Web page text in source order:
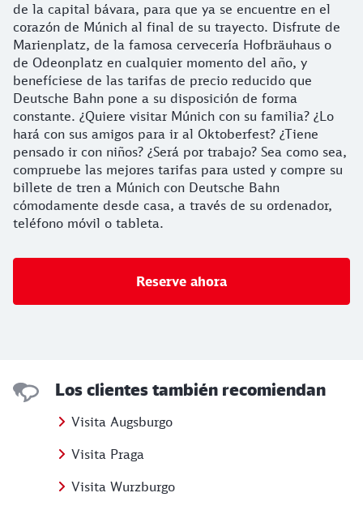
de la capital bávara, para que ya se encuentre en el
corazón de Múnich al final de su trayecto. Disfrute de
Marienplatz, de la famosa cervecería Hofbräuhaus o
de Odeonplatz en cualquier momento del año, y
benefíciese de las tarifas de precio reducido que
Deutsche Bahn pone a su disposición de forma
constante. ¿Quiere visitar Múnich con su familia? ¿Lo
hará con sus amigos para ir al Oktoberfest? ¿Tiene
pensado ir con niños? ¿Será por trabajo? Sea como sea,
compruebe las mejores tarifas para usted y compre su
billete de tren a Múnich con Deutsche Bahn
cómodamente desde casa, a través de su ordenador,
teléfono móvil o tableta.
Reserve ahora
Los clientes también recomiendan
Visita Augsburgo
Visita Praga
Visita Wurzburgo